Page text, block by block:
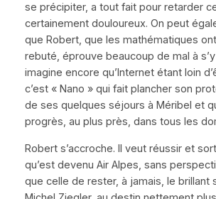
se précipiter, a tout fait pour retarder
certainement douloureux. On peut
que Robert, que les mathématiques
rebuté, éprouve beaucoup de mal à
imagine encore qu’Internet étant loin
c’est « Nano »qui fait plancher son
de ses quelques séjours à Méribel et
progrès, au plus près, dans tous les
Robert s’accroche. Il veut réussir et
qu’est devenu Air Alpes, sans
que celle de rester, à jamais, le brillant